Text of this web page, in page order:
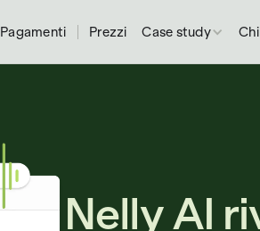
Pagamenti Prezzi Case study
Nelly AI